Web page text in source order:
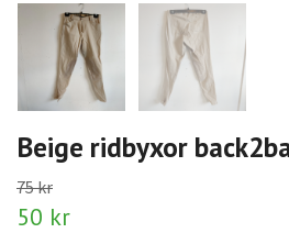
Beige ridbyxor
75 kr
50 kr